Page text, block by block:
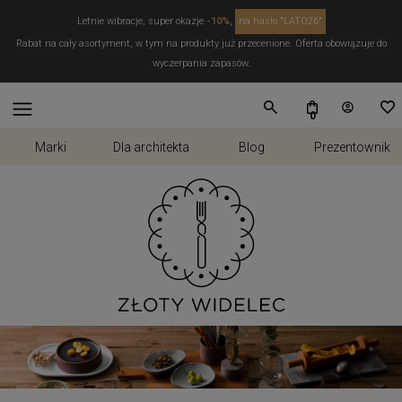
Letnie wibracje, super okazje -10%,
na hasło "LATO26"
Rabat na cały asortyment, w tym na produkty już przecenione. Oferta obowiązuje do
wyczerpania zapasów.
Marki Dla architekta Blog Prezentownik